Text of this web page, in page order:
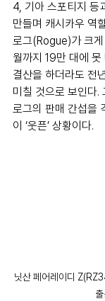
4, 기아 스포티지 등
만들며 캐시카우 역
로그(Rogue)가 크
월까지 19만 대에 못
결산을 하더라도 전
미칠 것으로 보인다.
로그의 판매 간섭을
이 ‘웃픈’ 상황이다.
닛산 페어레이디